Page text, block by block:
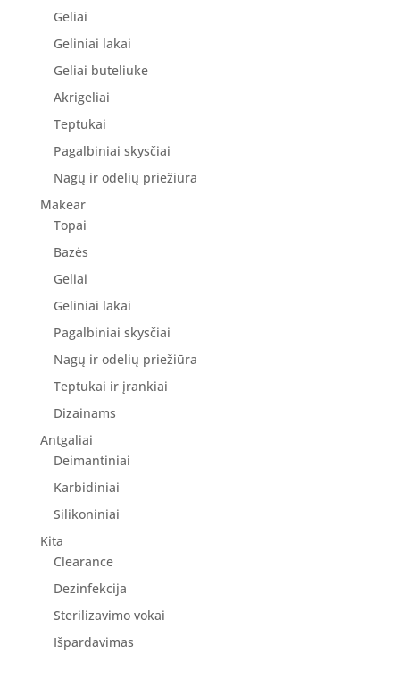
Geliai
Geliniai lakai
Geliai buteliuke
Akrigeliai
Teptukai
Pagalbiniai skysčiai
Nagų ir odelių priežiūra
Makear
Topai
Bazės
Geliai
Geliniai lakai
Pagalbiniai skysčiai
Nagų ir odelių priežiūra
Teptukai ir įrankiai
Dizainams
Antgaliai
Deimantiniai
Karbidiniai
Silikoniniai
Kita
Clearance
Dezinfekcija
Sterilizavimo vokai
Išpardavimas